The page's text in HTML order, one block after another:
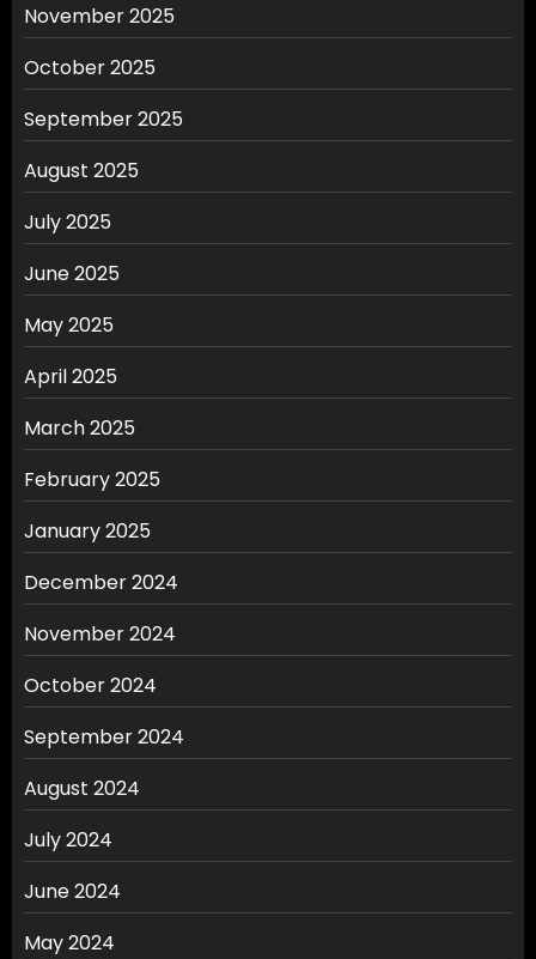
November 2025
October 2025
September 2025
August 2025
July 2025
June 2025
May 2025
April 2025
March 2025
February 2025
January 2025
December 2024
November 2024
October 2024
September 2024
August 2024
July 2024
June 2024
May 2024